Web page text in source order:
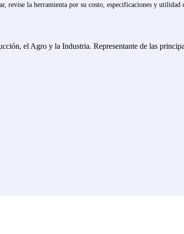
revise la herramienta por su costo, especificaciones y utilidad
el Agro y la Industria. Representante de las